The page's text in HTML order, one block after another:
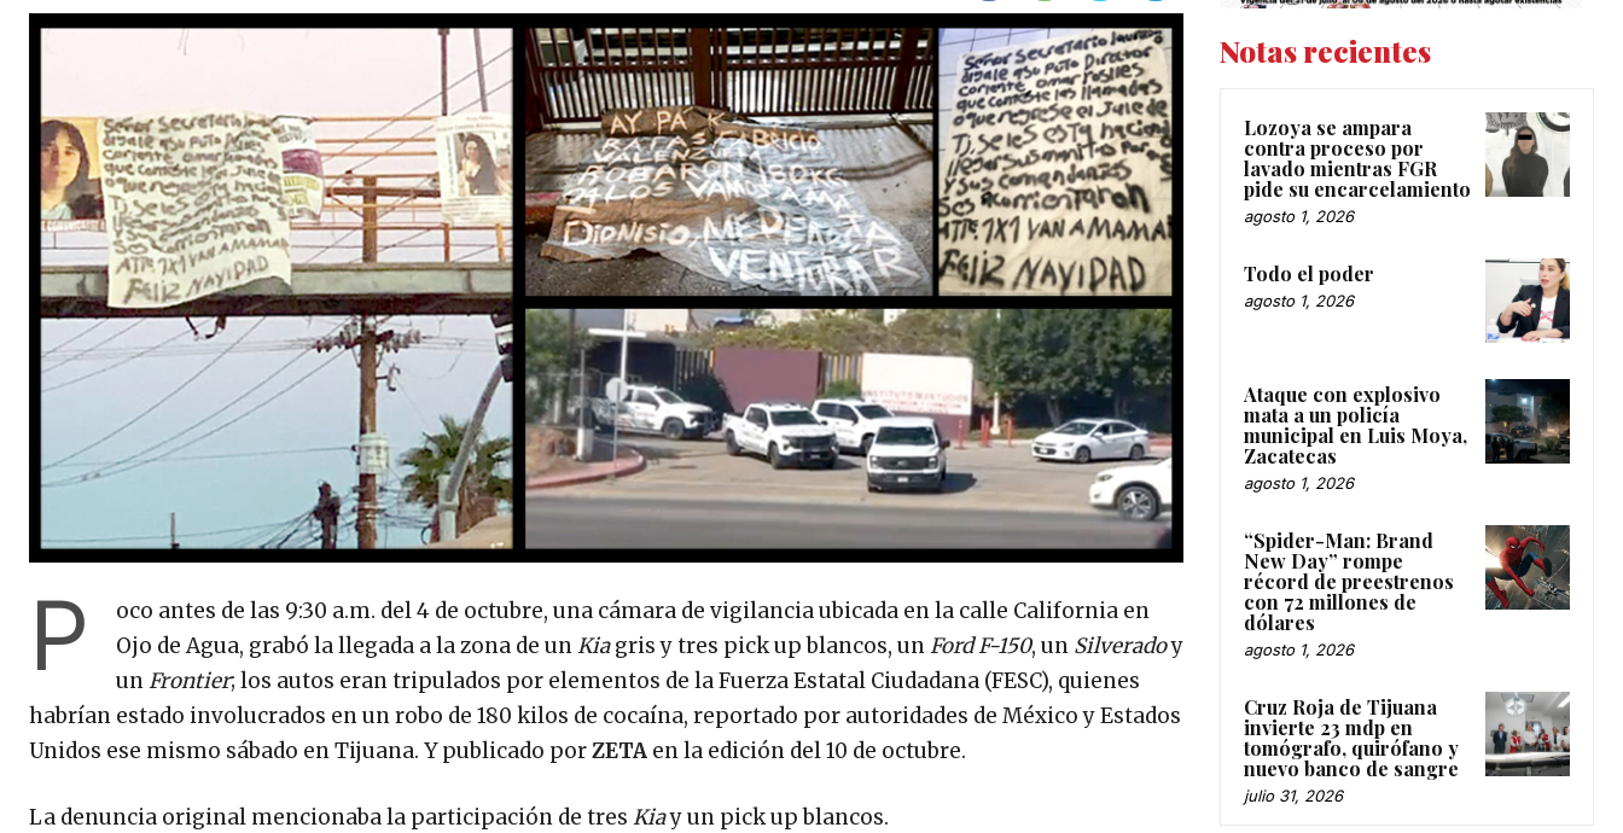
P
oco antes de las 9:30 a.m. del 4 de octubre, una cámara de vigilancia ubicada en la calle California en
Ojo de Agua, grabó la llegada a la zona de unKiagris y tres pick up blancos, unFord F-150, un Silveradoy
unFrontier; los autos eran tripulados por elementos de la Fuerza Estatal Ciudadana (FESC), quienes
habrían estado involucrados en un robo de 180 kilos de cocaína, reportado por autoridades de México y Estados
Unidos ese mismo sábado en Tijuana. Y publicado porZETA en la edición del 10 de octubre.
La denuncia original mencionaba la participación de tres Kiay un pick up blancos.
Notas recientes
Lozoya se ampara
contra proceso por
lavado mientras FGR
pide su encarcelamiento
agosto 1, 2026
Todo el poder
agosto 1, 2026
Ataque con explosivo
mata a un policía
municipal en Luis Moya,
Zacatecas
agosto 1, 2026
“Spider-Man: Brand
New Day” rompe
récord de preestrenos
con 72 millones de
dólares
agosto 1, 2026
Cruz Roja de Tijuana
invierte 23 mdp en
tomógrafo, quirófano y
nuevo banco de sangre
julio 31, 2026